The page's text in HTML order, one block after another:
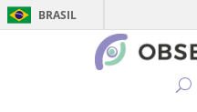
BRASIL